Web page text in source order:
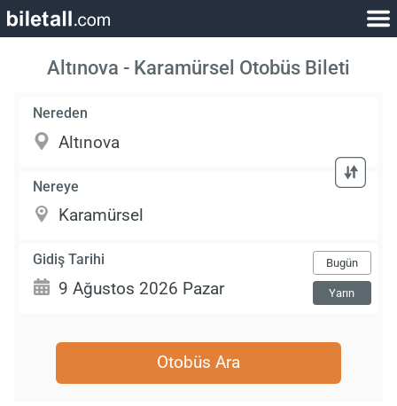
Altınova - Karamürsel Otobüs Bileti
Nereden
Nereye
Gidiş Tarihi Bugün
Yarın
Otobüs Ara